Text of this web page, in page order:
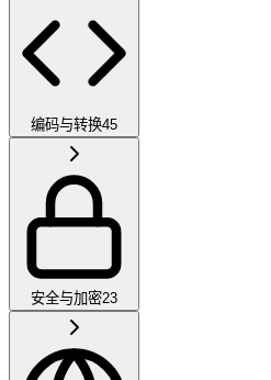
编码与转换45
安全与加密23